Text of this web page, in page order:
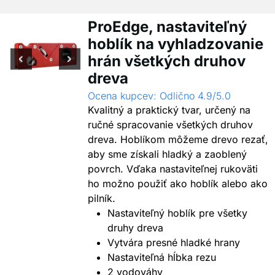
ProEdge, nastaviteľný
hoblík na vyhladzovanie
hrán všetkých druhov
dreva
Ocena kupcev: Odlično 4.9/5.0
Kvalitný a praktický tvar, určený na
ručné spracovanie všetkých druhov
dreva. Hoblíkom môžeme drevo rezať,
aby sme získali hladký a zaoblený
povrch. Vďaka nastaviteľnej rukoväti
ho možno použiť ako hoblík alebo ako
pilník.
Nastaviteľný hoblík pre všetky
druhy dreva
Vytvára presné hladké hrany
Nastaviteľná hĺbka rezu
2 vodováhy